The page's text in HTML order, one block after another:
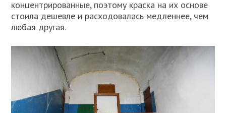
концентрированные, поэтому краска на их основе
стоила дешевле и расходовалась медленнее, чем
любая другая.